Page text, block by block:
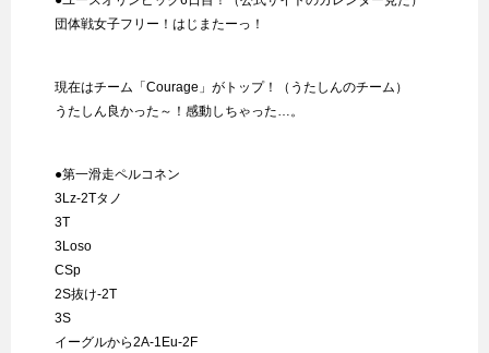
団体戦女子フリー！はじまたーっ！
現在はチーム「Courage」がトップ！（うたしんのチーム）
うたしん良かった～！感動しちゃった…。
●第一滑走ペルコネン
3Lz-2Tタノ
3T
3Loso
CSp
2S抜け-2T
3S
イーグルから2A-1Eu-2F